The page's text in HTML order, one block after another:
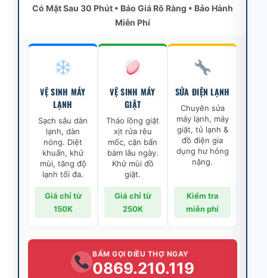
Có Mặt Sau 30 Phút • Báo Giá Rõ Ràng • Bảo Hành
Miễn Phí
VỆ SINH MÁY
LẠNH
Sạch sâu dàn
lạnh, dàn
nóng. Diệt
khuẩn, khử
mùi, tăng độ
lạnh tối đa.
Giá chỉ từ
150K
VỆ SINH MÁY
GIẶT
Tháo lồng giặt
xịt rửa rêu
mốc, cặn bẩn
bám lâu ngày.
Khử mùi đồ
giặt.
Giá chỉ từ
250K
SỬA ĐIỆN LẠNH
Chuyên sửa
máy lạnh, máy
giặt, tủ lạnh &
đồ điện gia
dụng hư hỏng
nặng.
Kiểm tra
miễn phí
BẤM GỌI ĐIỀU THỢ NGAY
0869.210.119